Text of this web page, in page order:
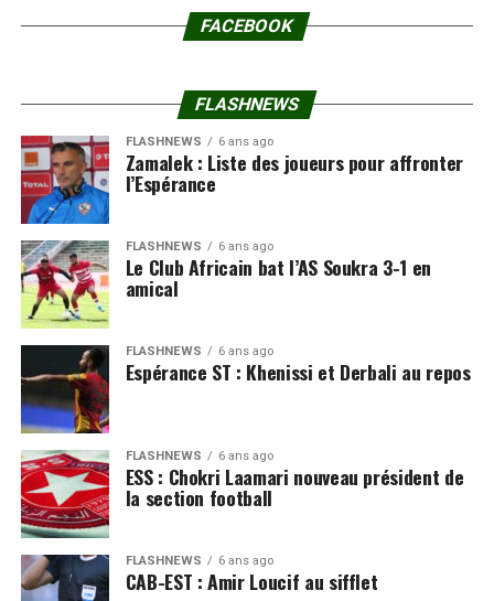
FACEBOOK
FLASHNEWS
FLASHNEWS 6 ans ago
Zamalek : Liste des joueurs pour affronter
l’Espérance
FLASHNEWS 6 ans ago
Le Club Africain bat l’AS Soukra 3-1 en
amical
FLASHNEWS 6 ans ago
Espérance ST : Khenissi et Derbali au repos
FLASHNEWS 6 ans ago
ESS : Chokri Laamari nouveau président de
la section football
FLASHNEWS 6 ans ago
CAB-EST : Amir Loucif au sifflet